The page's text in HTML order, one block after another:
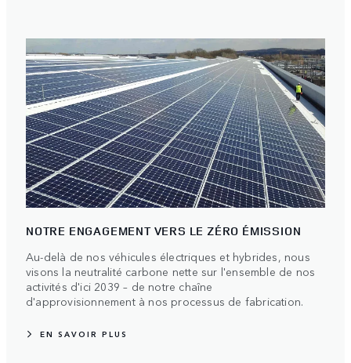
NOTRE ENGAGEMENT VERS LE ZÉRO ÉMISSION
Au-delà de nos véhicules électriques et hybrides, nous
visons la neutralité carbone nette sur l'ensemble de nos
activités d'ici 2039 – de notre chaîne
d'approvisionnement à nos processus de fabrication.
EN SAVOIR PLUS